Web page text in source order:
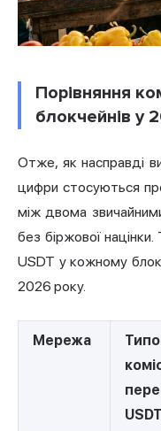
Порівняння
блокчейнів у
Отже, як насправді
цифри стосуються
між двома
без біржової націнки.
USDT у кожному
2026 року.
Мережа
USDT